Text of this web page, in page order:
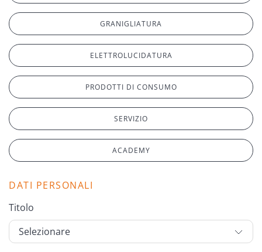
GRANIGLIATURA
ELETTROLUCIDATURA
PRODOTTI DI CONSUMO
SERVIZIO
ACADEMY
DATI PERSONALI
Titolo